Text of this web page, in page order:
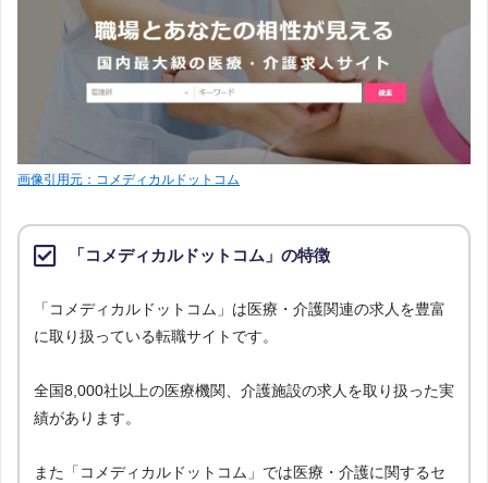
画像引用元：コメディカルドットコム
「コメディカルドットコム」の特徴
「コメディカルドットコム」は医療・介護関連の求人を豊富
に取り扱っている転職サイトです。
全国8,000社以上の医療機関、介護施設の求人を取り扱った実
績があります。
また「コメディカルドットコム」では医療・介護に関するセ